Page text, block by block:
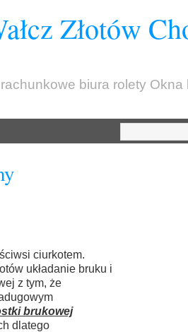
Złotów
biura rolety
ciurkotem.
układanie bruku i
z tym, że
brukowej
dlatego